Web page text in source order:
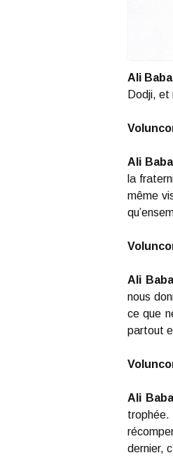
Ali
Dodji, et
Ali
la
même
Ali
nous
ce que
partout
Ali
dernier,